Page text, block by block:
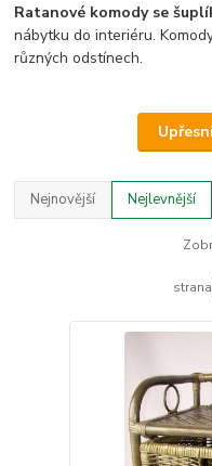
Ratanové komody se
nábytku do interiéru.
různých odstínech.
Nejnovější Nejlevnější
strana